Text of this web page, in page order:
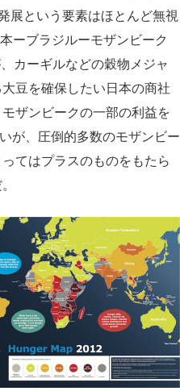
展という要素はほとんど無視
ーブラジルーモザンビーク
カーギルなどの穀物メジャ
豆を確保したい日本の商社
ザンビークの一部の利益を
が、圧倒的多数のモザンビー
てはプラスのものをもたら